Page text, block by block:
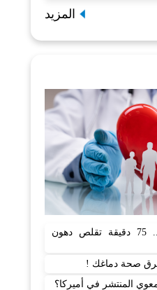
المزيد
في عطلة نهاية الأسبوع.. 75 دقيقة تقلص دهون
صحة دماغك !
المنتشر في أميركا؟